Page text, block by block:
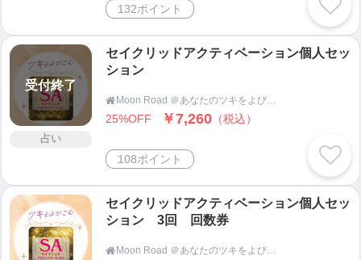
132ポイント
受付終了
占い
セイクリッドアクティベーション個人セッ
ション
 Moon Road ＠あなたのツキをよびこむ 月よみ師®いき〜占い・カウンセリング〜
25%OFF ￥7,260 （税込）
108ポイント
セイクリッドアクティベーション個人セッ
ション 3回 回数券
 Moon Road ＠あなたのツキをよびこむ 月よみ師®いき〜占い・カウンセリング〜